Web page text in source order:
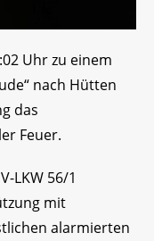
Uhr zu einem
nach Hütten
das
Feuer.
LKW 56/1
mit
alarmierten